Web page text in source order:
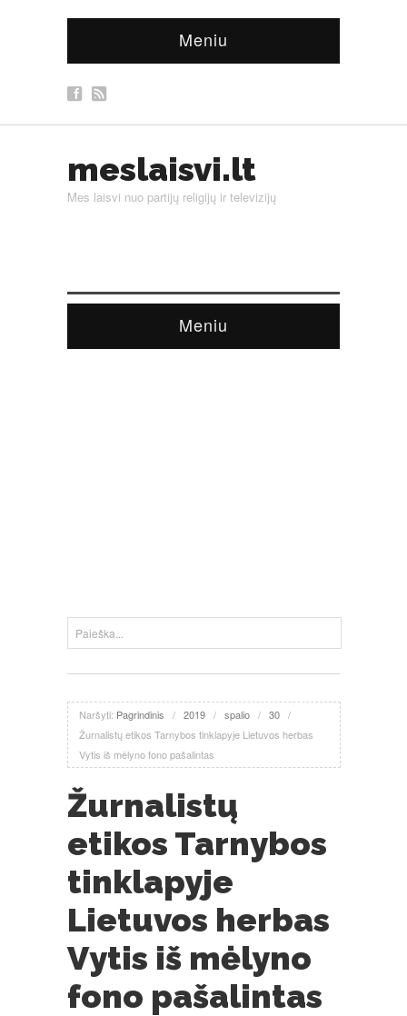
Meniu
meslaisvi.lt
Mes laisvi nuo partijų religijų ir televizijų
Meniu
Naršyti: Pagrindinis / 2019 / spalio / 30 /
Žurnalistų etikos Tarnybos tinklapyje Lietuvos herbas
Vytis iš mėlyno fono pašalintas
Žurnalistų
etikos Tarnybos
tinklapyje
Lietuvos herbas
Vytis iš mėlyno
fono pašalintas